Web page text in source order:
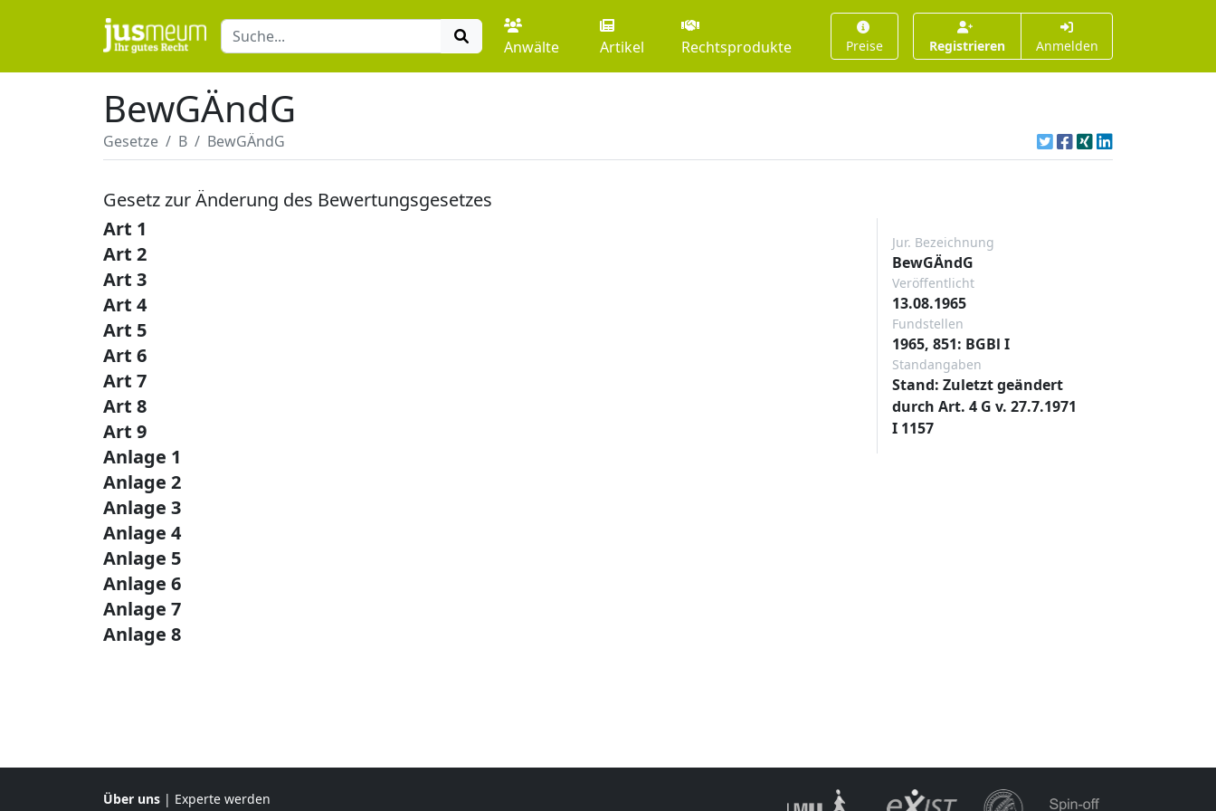
Anwälte Artikel Rechtsprodukte Preise Registrieren Anmelden
BewGÄndG
Gesetze B BewGÄndG
Gesetz zur Änderung des Bewertungsgesetzes
Art 1
Art 2
Art 3
Art 4
Art 5
Art 6
Art 7
Art 8
Art 9
Anlage 1
Anlage 2
Anlage 3
Anlage 4
Anlage 5
Anlage 6
Anlage 7
Anlage 8
Jur. Bezeichnung
BewGÄndG
Veröffentlicht
13.08.1965
Fundstellen
1965, 851: BGBl I
Standangaben
Stand: Zuletzt geändert
durch Art. 4 G v. 27.7.1971
I 1157
Über uns | Experte werden